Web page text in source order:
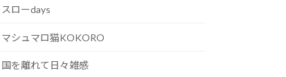
スローdays
マシュマロ猫KOKORO
国を離れて日々雑感